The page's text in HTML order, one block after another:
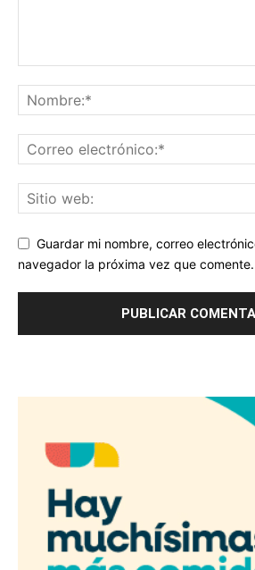
Guardar mi nombre, correo
navegador la próxima vez que comente.